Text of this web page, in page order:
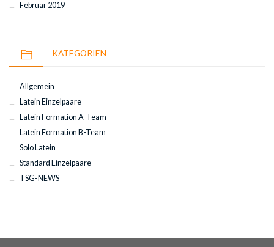
Februar 2019
KATEGORIEN
Allgemein
Latein Einzelpaare
Latein Formation A-Team
Latein Formation B-Team
Solo Latein
Standard Einzelpaare
TSG-NEWS